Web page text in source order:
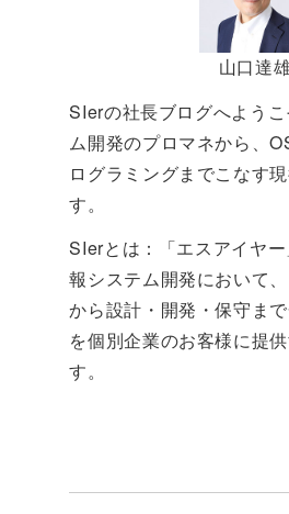
山口達
SIerの社長ブログへよう
ム開発のプロマネから、
ログラミングまでこなす
す。
SIerとは：「エスアイヤ
報システム開発において
から設計・開発・保守ま
を個別企業のお客様に提
す。